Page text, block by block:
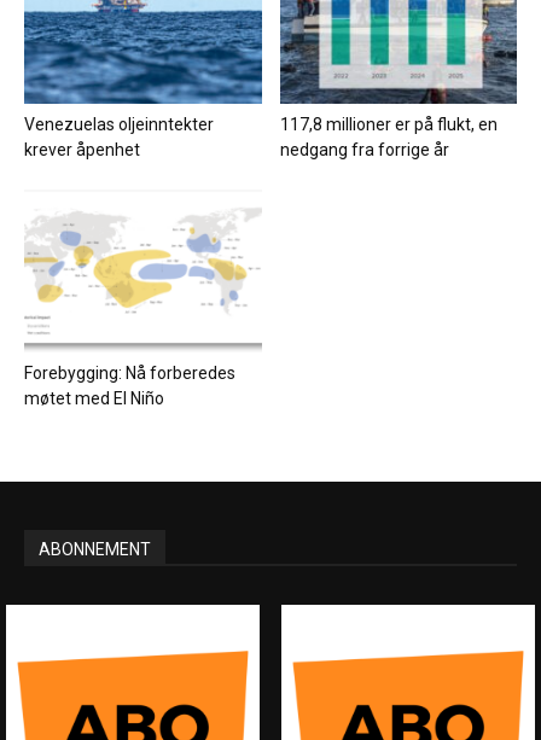
Venezuelas oljeinntekter
krever åpenhet
117,8 millioner er på flukt, en
nedgang fra forrige år
Forebygging: Nå forberedes
møtet med El Niño
ABONNEMENT